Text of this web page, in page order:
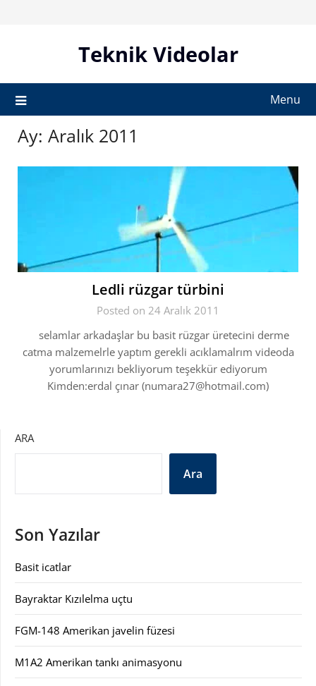
Teknik Videolar
Menu
Ay: Aralık 2011
Posted on 24 Aralık 2011
selamlar arkadaşlar bu basit rüzgar üretecini derme
catma malzemelrle yaptım gerekli acıklamalrım videoda
yorumlarınızı bekliyorum teşekkür ediyorum
Kimden:erdal çınar (numara27@hotmail.com)
ARA
Ara
Son Yazılar
Basit icatlar
Bayraktar Kızılelma uçtu
FGM-148 Amerikan javelin füzesi
M1A2 Amerikan tankı animasyonu